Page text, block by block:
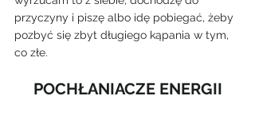
przyczyny i piszę albo idę pobiegać, żeby
pozbyć się zbyt długiego kąpania w tym,
co złe.
POCHŁANIACZE ENERGII